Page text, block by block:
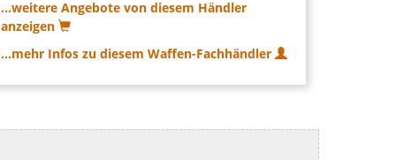
...weitere Angebote von diesem Händler
anzeigen
...mehr Infos zu diesem Waffen-Fachhändler